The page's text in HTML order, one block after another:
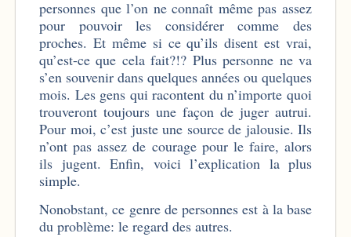
personnes que l’on ne connaît même pas assez
pour pouvoir les considérer comme des
proches. Et même si ce qu’ils disent est vrai,
qu’est-ce que cela fait?!? Plus personne ne va
s’en souvenir dans quelques années ou quelques
mois. Les gens qui racontent du n’importe quoi
trouveront toujours une façon de juger autrui.
Pour moi, c’est juste une source de jalousie. Ils
n’ont pas assez de courage pour le faire, alors
ils jugent. Enfin, voici l’explication la plus
simple.
Nonobstant, ce genre de personnes est à la base
du problème: le regard des autres.